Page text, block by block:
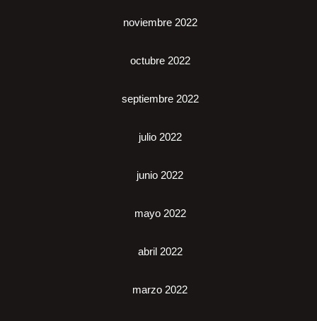
noviembre 2022
octubre 2022
septiembre 2022
julio 2022
junio 2022
mayo 2022
abril 2022
marzo 2022